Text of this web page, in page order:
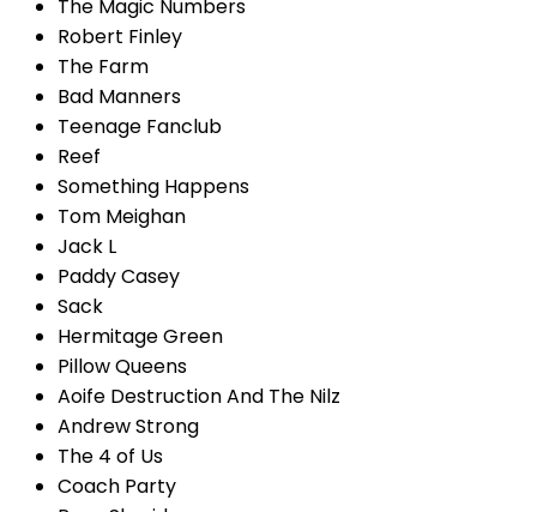
The Magic Numbers
Robert Finley
The Farm
Bad Manners
Teenage Fanclub
Reef
Something Happens
Tom Meighan
Jack L
Paddy Casey
Sack
Hermitage Green
Pillow Queens
Aoife Destruction And The Nilz
Andrew Strong
The 4 of Us
Coach Party